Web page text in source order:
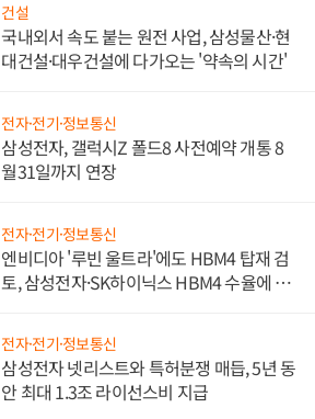
건설
국내외서 속도 붙는 원전 사업, 삼성물산·현
대건설·대우건설에 다가오는 '약속의 시간'
전자·전기·정보통신
삼성전자, 갤럭시Z 폴드8 사전예약 개통 8
월31일까지 연장
전자·전기·정보통신
엔비디아 '루빈 울트라'에도 HBM4 탑재 검
토, 삼성전자·SK하이닉스 HBM4 수율에 주
전자·전기·정보통신
삼성전자 넷리스트와 특허분쟁 매듭, 5년 동
안 최대 1.3조 라이선스비 지급